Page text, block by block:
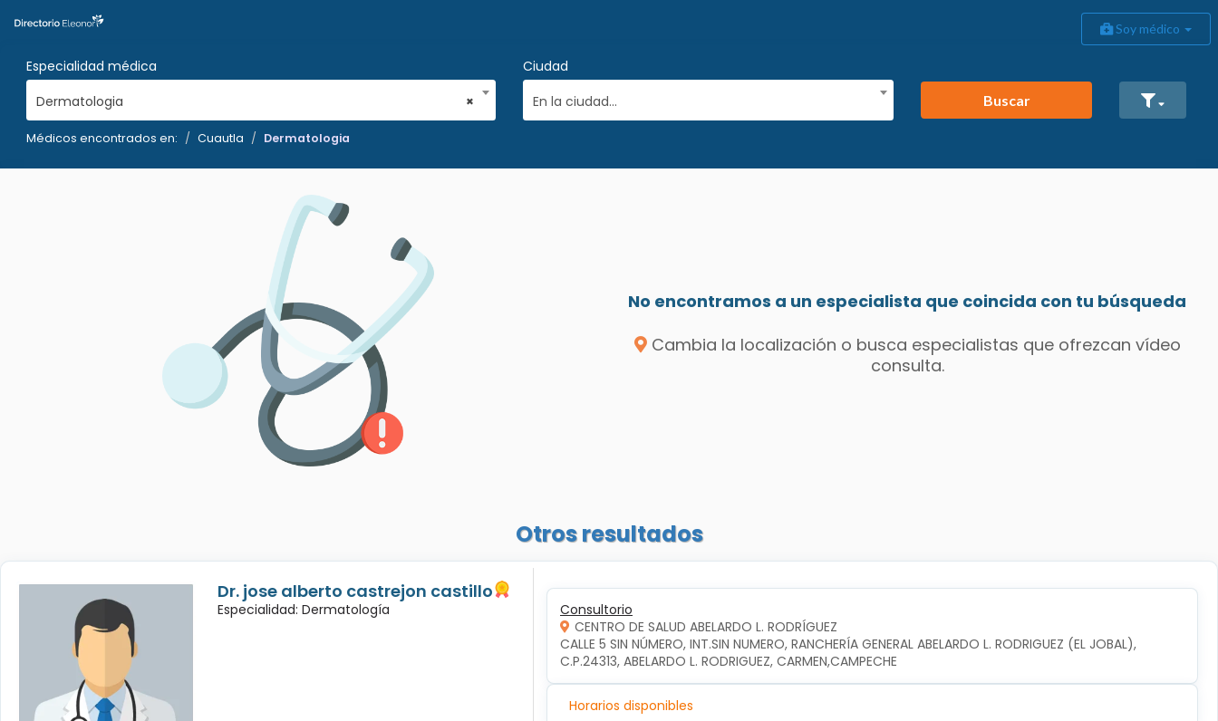
Soy médico
Especialidad médica
×
Dermatologia
Ciudad
En la ciudad...
Buscar
Médicos encontrados en: Cuautla Dermatologia
No encontramos a un especialista que coincida con tu búsqueda
Cambia la localización o busca especialistas que ofrezcan vídeo
consulta.
Otros resultados
Dr. jose alberto castrejon castillo
Especialidad: Dermatología
Consultorio
CENTRO DE SALUD ABELARDO L. RODRÍGUEZ
CALLE 5 SIN NÚMERO, INT.SIN NUMERO, RANCHERÍA GENERAL ABELARDO L. RODRIGUEZ (EL JOBAL),
C.P.24313, ABELARDO L. RODRIGUEZ, CARMEN,CAMPECHE
Horarios disponibles